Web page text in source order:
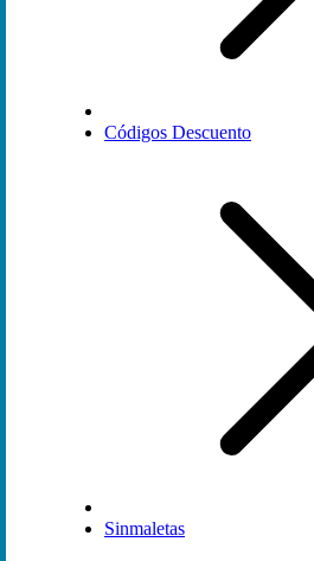
Códigos Descuento
Sinmaletas